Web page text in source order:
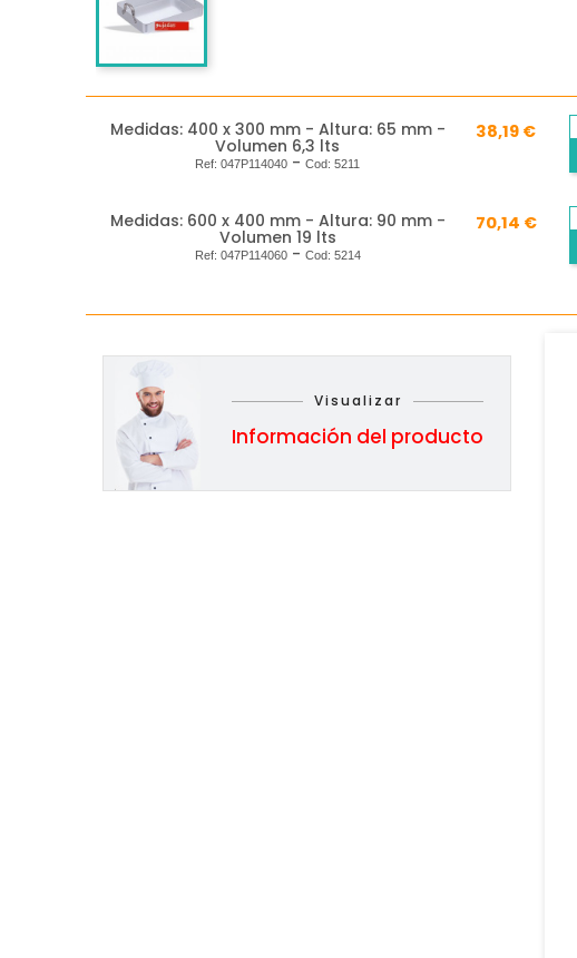
Medidas: 400 x 300 mm - Altura: 65 mm -
Volumen 6,3 lts
Ref: 047P114040 - Cod: 5211
38,19 €
Medidas: 600 x 400 mm - Altura: 90 mm -
Volumen 19 lts
Ref: 047P114060- Cod: 5214
70,14 €
Visualizar
Información del producto